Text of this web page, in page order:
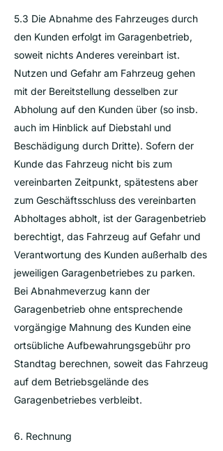
5.3 Die Abnahme des Fahrzeuges durch
den Kunden erfolgt im Garagenbetrieb,
soweit nichts Anderes vereinbart ist.
Nutzen und Gefahr am Fahrzeug gehen
mit der Bereitstellung desselben zur
Abholung auf den Kunden über (so insb.
auch im Hinblick auf Diebstahl und
Beschädigung durch Dritte). Sofern der
Kunde das Fahrzeug nicht bis zum
vereinbarten Zeitpunkt, spätestens aber
zum Geschäftsschluss des vereinbarten
Abholtages abholt, ist der Garagenbetrieb
berechtigt, das Fahrzeug auf Gefahr und
Verantwortung des Kunden außerhalb des
jeweiligen Garagenbetriebes zu parken.
Bei Abnahmeverzug kann der
Garagenbetrieb ohne entsprechende
vorgängige Mahnung des Kunden eine
ortsübliche Aufbewahrungsgebühr pro
Standtag berechnen, soweit das Fahrzeug
auf dem Betriebsgelände des
Garagenbetriebes verbleibt.
6. Rechnung